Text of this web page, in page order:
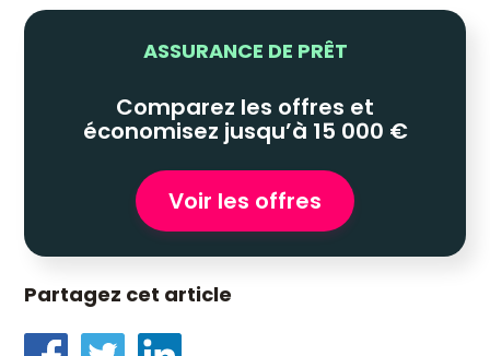
ASSURANCE DE PRÊT
Comparez les offres et
économisez jusqu’à 15 000 €
Voir les offres
Partagez cet article